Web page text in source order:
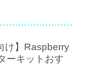
け】Raspberry
ーキットおす